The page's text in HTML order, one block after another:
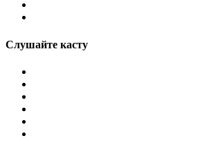
Слушайте касту